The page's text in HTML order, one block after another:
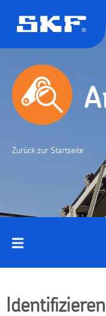
Zurück zur Startseite